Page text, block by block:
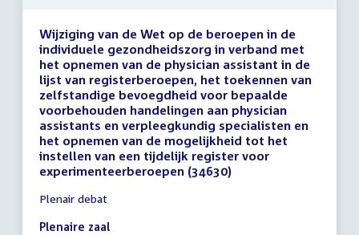
Wijziging van de Wet op de beroepen in de
individuele gezondheidszorg in verband met
het opnemen van de physician assistant in de
lijst van registerberoepen, het toekennen van
zelfstandige bevoegdheid voor bepaalde
voorbehouden handelingen aan physician
assistants en verpleegkundig specialisten en
het opnemen van de mogelijkheid tot het
instellen van een tijdelijk register voor
experimenteerberoepen (34630)
vergadering
16:50
Plenair debat
Plenaire zaal